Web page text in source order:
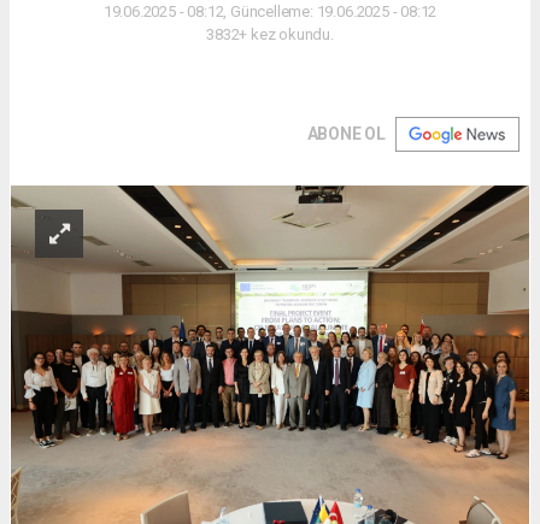
19.06.2025 - 08:12, Güncelleme: 19.06.2025 - 08:12
3832+ kez okundu.
ABONE OL